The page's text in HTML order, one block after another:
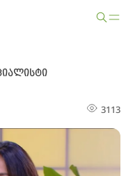
3113